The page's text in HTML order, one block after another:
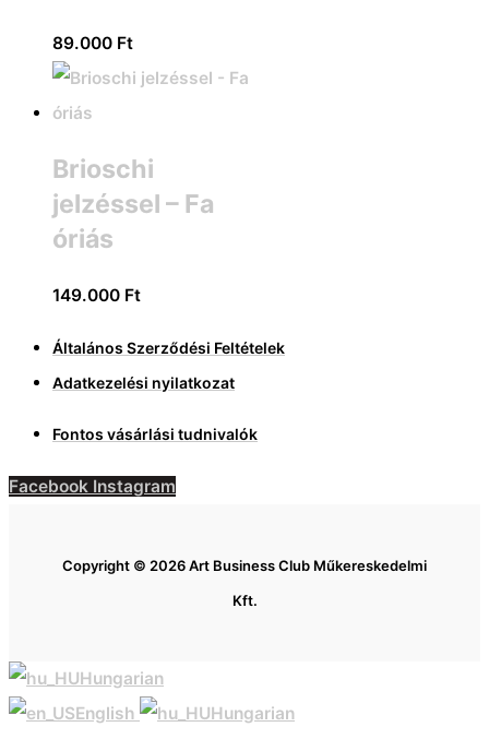
89.000 Ft
Brioschi
jelzéssel – Fa
óriás
149.000 Ft
Általános Szerződési Feltételek
Adatkezelési nyilatkozat
Fontos vásárlási tudnivalók
Facebook Instagram
Copyright © 2026 Art Business Club Műkereskedelmi
Kft.
Hungarian
English
Hungarian